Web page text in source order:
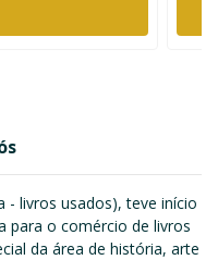
- livros usados), teve início
para o comércio de livros
da área de história, arte